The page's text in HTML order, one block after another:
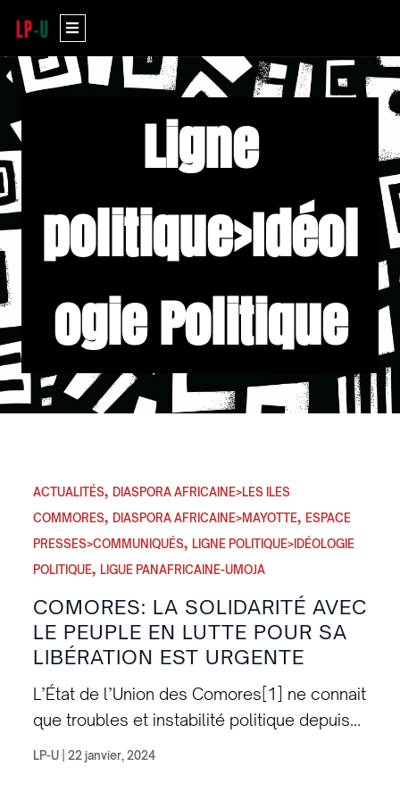
au
contenu
Menu
Ligne
politique>Idéol
ogie Politique
ACTUALITÉS, DIASPORA AFRICAINE>LES ILES
COMMORES, DIASPORA AFRICAINE>MAYOTTE, ESPACE
PRESSES>COMMUNIQUÉS, LIGNE POLITIQUE>IDÉOLOGIE
POLITIQUE, LIGUE PANAFRICAINE-UMOJA
COMORES: LA SOLIDARITÉ AVEC
LE PEUPLE EN LUTTE POUR SA
LIBÉRATION EST URGENTE
L’État de l’Union des Comores[1] ne connait
que troubles et instabilité politique depuis
son émancipation dévoyée de la tutelle
LP-U 22 janvier, 2024